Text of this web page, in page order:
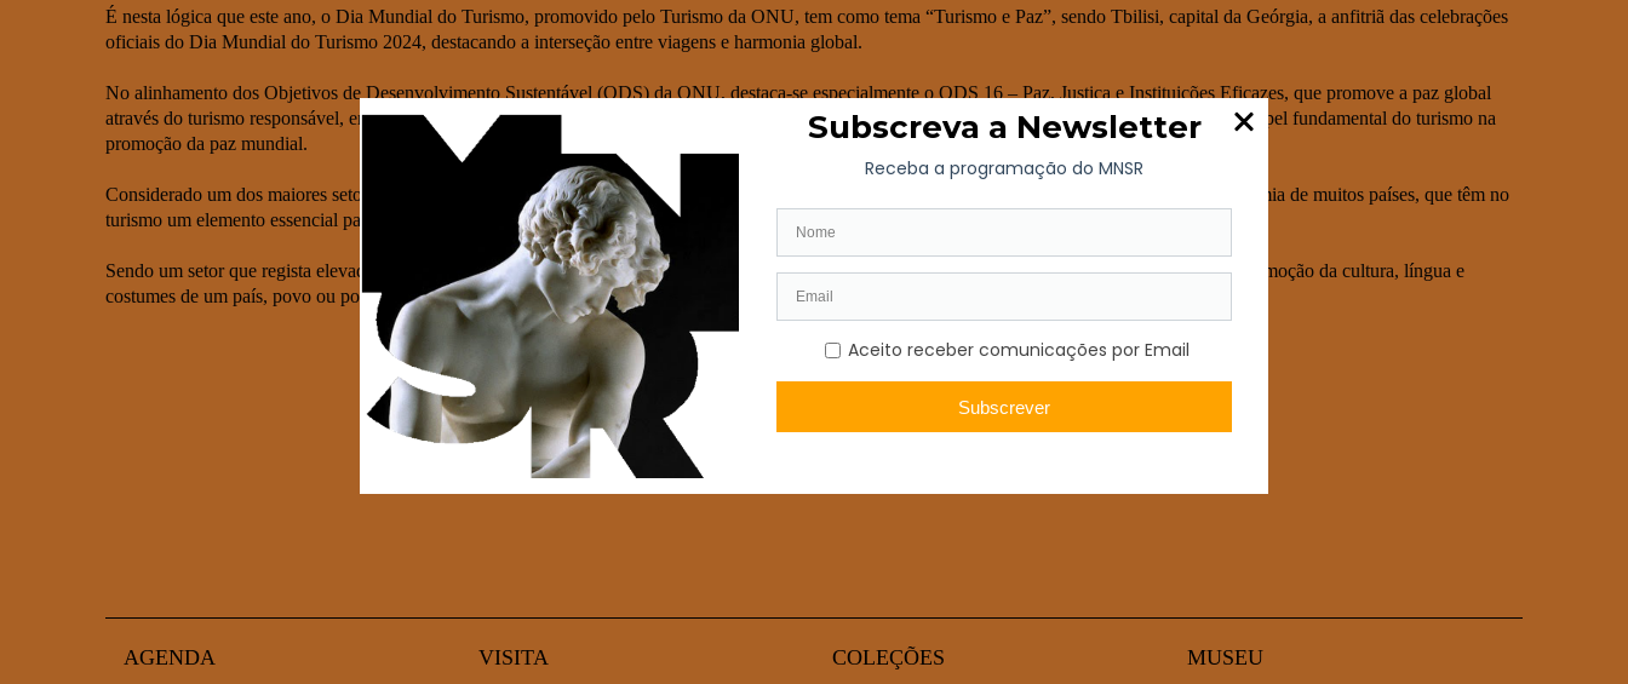
É nesta lógica que este ano, o Dia Mundial do Turismo, promovido pelo Turismo da ONU, tem como tema “Turismo e Paz”, sendo Tbilisi, capital da Geórgia, a anfitriã das celebrações
oficiais do Dia Mundial do Turismo 2024, destacando a interseção entre viagens e harmonia global.
No alinhamento dos Objetivos de Desenvolvimento Sustentável (ODS) da ONU, destaca-se especialmente o ODS 16 – Paz, Justiça e Instituições Eficazes, que promove a paz global
através do turismo responsável, enfatiza a importância da compreensão intercultural e da cooperação internacional. Pretende-se, assim, refletir sobre o papel fundamental do turismo na
promoção da paz mundial.
Considerado um dos maiores setores económicos do mundo, de acordo com o Turismo da ONU, este setor assume-se de importância vital para a economia de muitos países, que têm no
turismo um elemento essencial para o crescimento e desenvolvimento económico.
Sendo um setor que regista elevados índices de crescimento, o turismo não só apresenta benefícios económicos, como assume importância fulcral na promoção da cultura, língua e
costumes de um país, povo ou população.
AGENDA VISITA COLEÇÕES MUSEU